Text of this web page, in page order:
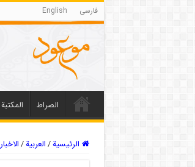
فارسی English
الصراط المکتبة
الرئيسية/العربیة/الاخبار